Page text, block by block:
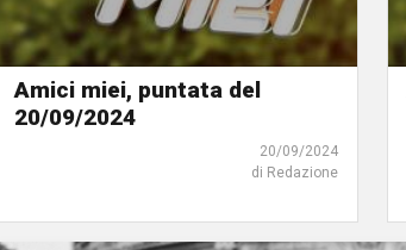
Amici miei, puntata del
20/09/2024
20/09/2024
di Redazione